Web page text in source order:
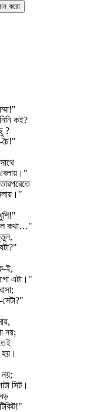
করো
কই?
?
কথা…"
ই,
এটা।"
সিট।